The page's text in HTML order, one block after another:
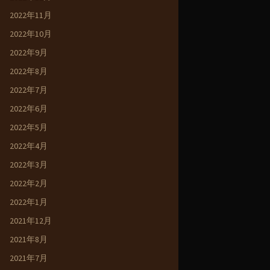
2022年11月
2022年10月
2022年9月
2022年8月
2022年7月
2022年6月
2022年5月
2022年4月
2022年3月
2022年2月
2022年1月
2021年12月
2021年8月
2021年7月